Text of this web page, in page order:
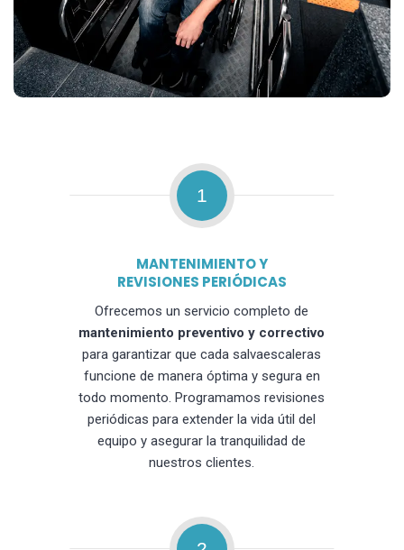
1
MANTENIMIENTO Y
REVISIONES PERIÓDICAS
Ofrecemos un servicio completo de
mantenimiento preventivo y correctivo
para garantizar que cada salvaescaleras
funcione de manera óptima y segura en
todo momento. Programamos revisiones
periódicas para extender la vida útil del
equipo y asegurar la tranquilidad de
nuestros clientes.